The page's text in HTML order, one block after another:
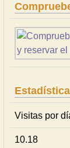
Visitas por
10.18